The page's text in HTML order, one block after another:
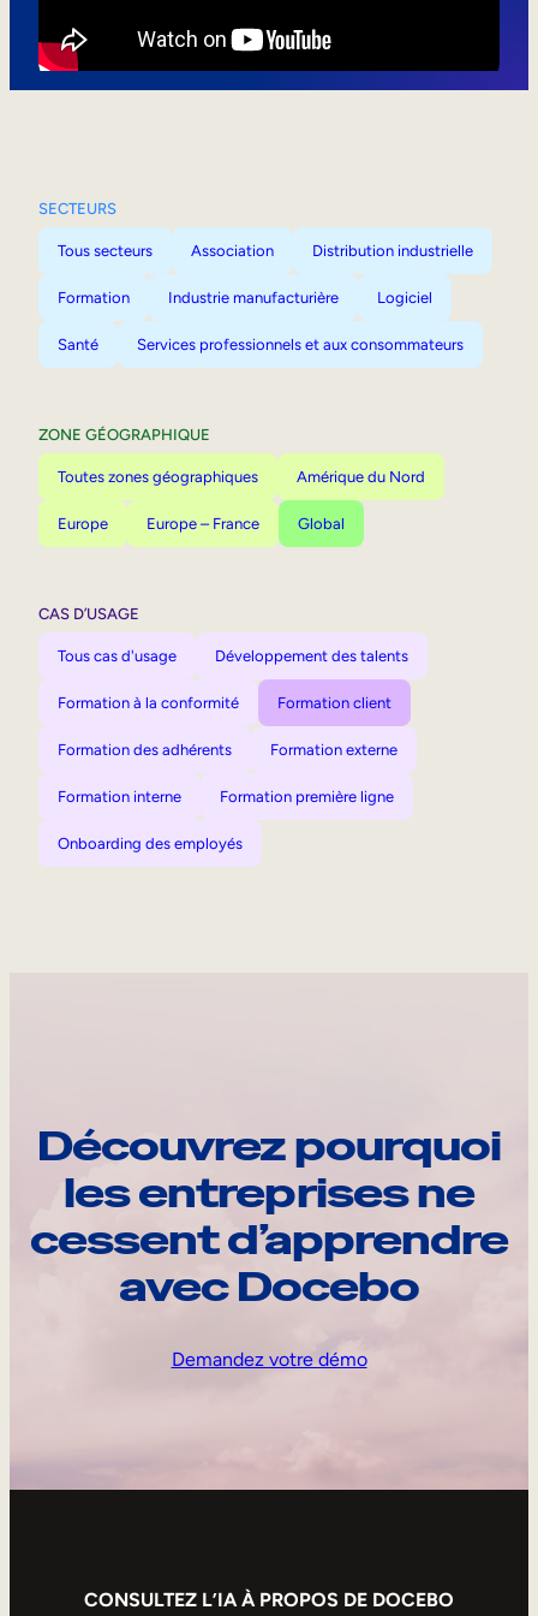
SECTEURS
Tous secteurs Association Distribution industrielle
Formation Industrie manufacturière Logiciel
Santé Services professionnels et aux consommateurs
ZONE GÉOGRAPHIQUE
Toutes zones géographiques Amérique du Nord
Europe Europe – France Global
CAS D’USAGE
Tous cas d'usage Développement des talents
Formation à la conformité Formation client
Formation des adhérents Formation externe
Formation interne Formation première ligne
Onboarding des employés
Découvrez pourquoi
les entreprises ne
cessent d’apprendre
avec Docebo
Demandez votre démo
CONSULTEZ L’IA À PROPOS DE DOCEBO